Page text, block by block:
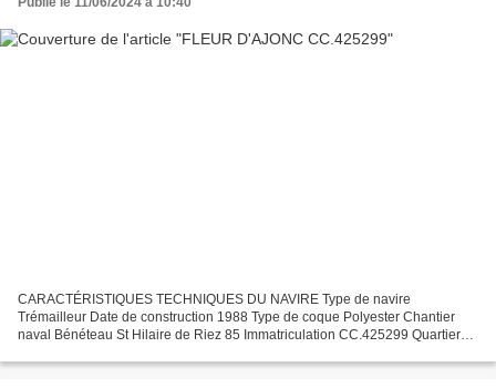
CARACTÉRISTIQUES TECHNIQUES DU NAVIRE Type de navire
Trémailleur Date de construction 1988 Type de coque Polyester Chantier
naval Bénéteau St Hilaire de Riez 85 Immatriculation CC.425299 Quartier